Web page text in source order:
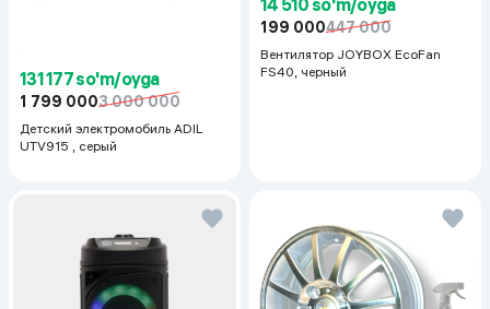
131 177 so'm/oyga
1 799 0003 000 000
Детский электромобиль ADIL
UTV915 , серый
199 000447 000
Вентилятор JOYBOX EcoFan
FS40, черный